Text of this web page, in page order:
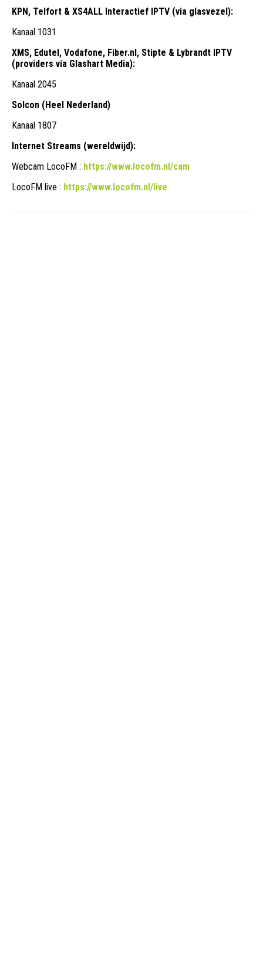
KPN, Telfort & XS4ALL Interactief IPTV (via glasvezel):
Kanaal 1031
XMS, Edutel, Vodafone, Fiber.nl, Stipte & Lybrandt IPTV
(providers via Glashart Media):
Kanaal 2045
Solcon (Heel Nederland)
Kanaal 1807
Internet Streams (wereldwijd):
Webcam LocoFM : https://www.locofm.nl/cam
LocoFM live : https://www.locofm.nl/live